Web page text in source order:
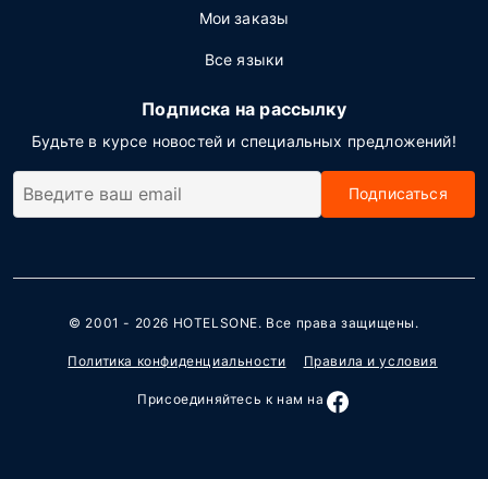
Мои заказы
Все языки
Подписка на рассылку
Будьте в курсе новостей и специальных предложений!
Подписаться
© 2001 - 2026 HOTELSONE. Все права защищены.
Политика конфиденциальности Правила и условия
Присоединяйтесь к нам на